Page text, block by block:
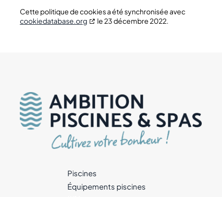
Cette politique de cookies a été synchronisée avec
cookiedatabase.org
le 23 décembre 2022.
Piscines
Équipements piscines